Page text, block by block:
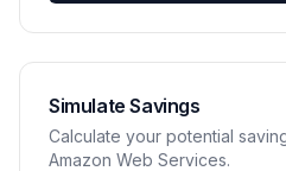
Simulate Savings
Calculate your potential
Amazon Web Services.